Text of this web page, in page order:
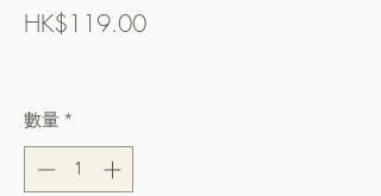
HK$119.00價
數量 *